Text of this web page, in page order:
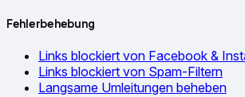
Fehlerbehebung
Links blockiert von Facebook &
Links blockiert von Spam-Filtern
Langsame Umleitungen beheben